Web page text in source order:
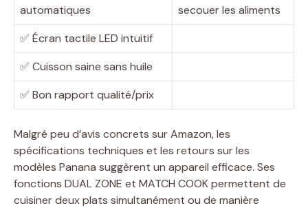
automatiques
secouer les aliments
✅ Écran tactile LED intuitif
✅ Cuisson saine sans huile
✅ Bon rapport qualité/prix
Malgré peu d’avis concrets sur Amazon, les
spécifications techniques et les retours sur les
modèles Panana suggèrent un appareil efficace. Ses
fonctions DUAL ZONE et MATCH COOK permettent de
cuisiner deux plats simultanément ou de manière